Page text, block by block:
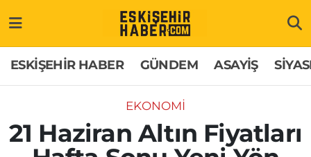
ESKİŞEHİR HABER GÜNDEM ASAYİŞ
EKONOMİ
21 Haziran Altın Fiyatları
GÜNDEM
ASAYİŞ
Hakkımızda
İletişim
Odunpazarı Trafik Yoğunluk Haritası
Süper Lig Puan Durumu ve Fikstür